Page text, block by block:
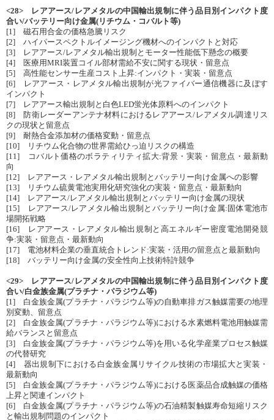
<28> レアアース/レアメタルの中国輸出規制に伴う品目別インパクト度
合い/バッテリー向け金属(リチウム・コバルト等)
[1] 磁石用合金の価格急騰リスク
[2] ハイパースペクトルイメージング機材へのインパクトと対応
[3] レアアース/レアメタル輸出規制とモーター性能低下懸念の概要
[4] 医療用MRI装置コイル部材需給不安に関する現状・留意点
[5] 高性能センサー生産コスト上昇:インパクト・実装・留意点
[6] レアアース・レアメタル輸出規制が光ファイバー通信機器に及ぼす
インパクト
[7] レアアース輸出規制と白色LED蛍光体原料へのインパクト
[8] 防衛レーダーアンテナ材料におけるレアアース/レアメタル調達リス
クの現状と留意点
[9] 耐熱合金添加材の価格変動・留意点
[10] リチウム化合物の世界需給ひっ迫リスクの構造
[11] コバルト価格のボラティリティ拡大:背景・実装・留意点・最新動
向
[12] レアアース・レアメタル輸出規制とバッテリー向け金属への影響
[13] リチウム硫黄電池実用化研究強化の実装・留意点・最新動向
[14] レアアース/レアメタル輸出規制とバッテリー向け金属の現状
[15] レアアース/レアメタル輸出規制とバッテリー向け金属:固体電池市
場開拓戦略
[16] レアアース・レアメタル輸出規制と高エネルギー密度電池開発競
争:実装・留意点・最新動向
[17] 電池材料企業の垂直統合トレンド:実装・活用の留意点と最新動向
[18] バッテリー向け金属の安全性向上技術特許競争
<29> レアアース/レアメタルの中国輸出規制に伴う品目別インパクト度
合い/白金族金属(プラチナ・パラジウム等)
[1] 白金族金属(プラチナ・パラジウム等)の自動車排ガス触媒需要の地理
別変動、留意点
[2] 白金族金属(プラチナ・パラジウム等)における水素燃料電池用触媒需
給バランスと留意点
[3] 白金族金属(プラチナ・パラジウム等)を用いる化学産業プロセス触媒
の代替研究
[4] 器出規制下における白金族金属リサイクル技術の市場拡大と実装・
最新動向
[5] 白金族金属(プラチナ・パラジウム等)における医薬品合成触媒の価格
上昇と関連インパクト
[6] 白金族金属(プラチナ・パラジウム等)の石油精製触媒寿命短縮リスク
と輸出規制問題のインパクト